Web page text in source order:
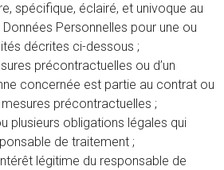
spécifique, éclairé, et univoque au
Personnelles pour une ou
décrites ci-dessous ;
précontractuelles ou d’un
concernée est partie au contrat ou
mesures précontractuelles ;
plusieurs obligations légales qui
de traitement ;
légitime du responsable de